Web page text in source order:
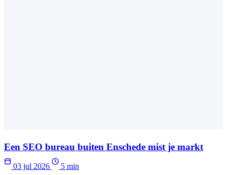
Een SEO bureau buiten Enschede mist je markt
03 jul 2026
5 min